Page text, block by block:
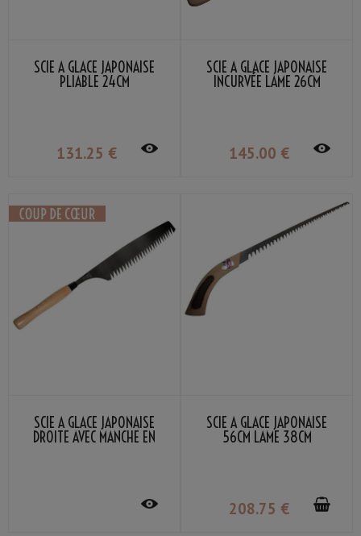
SCIE À GLACE JAPONAISE
PLIABLE 24CM
131.25 €
SCIE À GLACE JAPONAISE
INCURVÉE LAME 26CM
145.00 €
SCIE À GLACE JAPONAISE
DROITE AVEC MANCHE EN
SCIE À GLACE JAPONAISE
56CM LAME 38CM
208.75 €